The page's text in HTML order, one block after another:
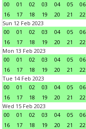
00
01 02 03 04 05 06
16
17 18 19 20 21 22
Sun 12 Feb 2023
00
01 02 03 04 05 06
16
17 18 19 20 21 22
Mon 13 Feb 2023
00
01 02 03 04 05 06
16
17 18 19 20 21 22
Tue 14 Feb 2023
00
01 02 03 04 05 06
16
17 18 19 20 21 22
Wed 15 Feb 2023
00
01 02 03 04 05 06
16
17 18 19 20 21 22